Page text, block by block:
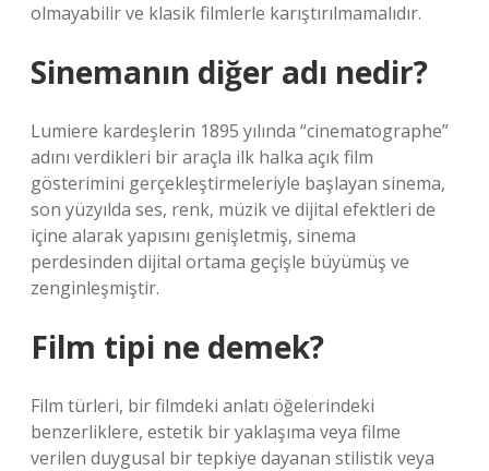
olmayabilir ve klasik filmlerle karıştırılmamalıdır.
Sinemanın diğer adı nedir?
Lumiere kardeşlerin 1895 yılında “cinematographe”
adını verdikleri bir araçla ilk halka açık film
gösterimini gerçekleştirmeleriyle başlayan sinema,
son yüzyılda ses, renk, müzik ve dijital efektleri de
içine alarak yapısını genişletmiş, sinema
perdesinden dijital ortama geçişle büyümüş ve
zenginleşmiştir.
Film tipi ne demek?
Film türleri, bir filmdeki anlatı öğelerindeki
benzerliklere, estetik bir yaklaşıma veya filme
verilen duygusal bir tepkiye dayanan stilistik veya